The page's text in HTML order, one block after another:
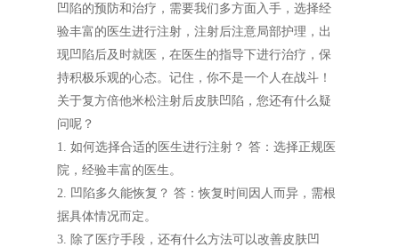
凹陷的预防和治疗，需要我们多方面入手，选择经
验丰富的医生进行注射，注射后注意局部护理，出
现凹陷后及时就医，在医生的指导下进行治疗，保
持积极乐观的心态。记住，你不是一个人在战斗！
关于复方倍他米松注射后皮肤凹陷，您还有什么疑
问呢？
1. 如何选择合适的医生进行注射？ 答：选择正规医
院，经验丰富的医生。
2. 凹陷多久能恢复？ 答：恢复时间因人而异，需根
据具体情况而定。
3. 除了医疗手段，还有什么方法可以改善皮肤凹